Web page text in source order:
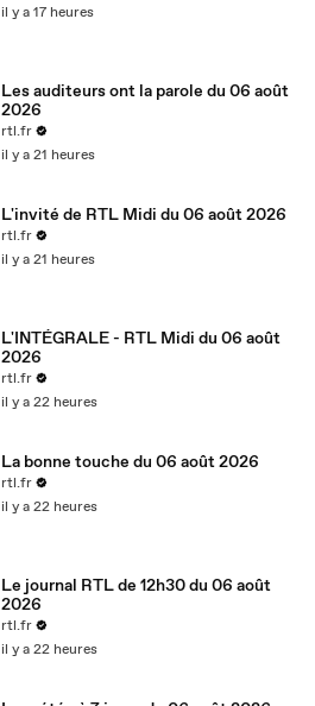
il y a 17 heures
Les auditeurs ont la parole du 06 août
2026
rtl.fr
il y a 21 heures
L'invité de RTL Midi du 06 août 2026
rtl.fr
il y a 21 heures
L'INTÉGRALE - RTL Midi du 06 août
2026
rtl.fr
il y a 22 heures
La bonne touche du 06 août 2026
rtl.fr
il y a 22 heures
Le journal RTL de 12h30 du 06 août
2026
rtl.fr
il y a 22 heures